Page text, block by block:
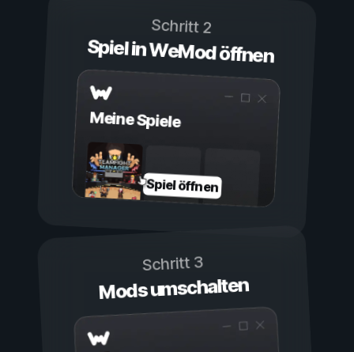
Schritt 2
Spiel in WeMod öffnen
Meine Spiele
Spiel öffnen
Schritt 3
Mods umschalten